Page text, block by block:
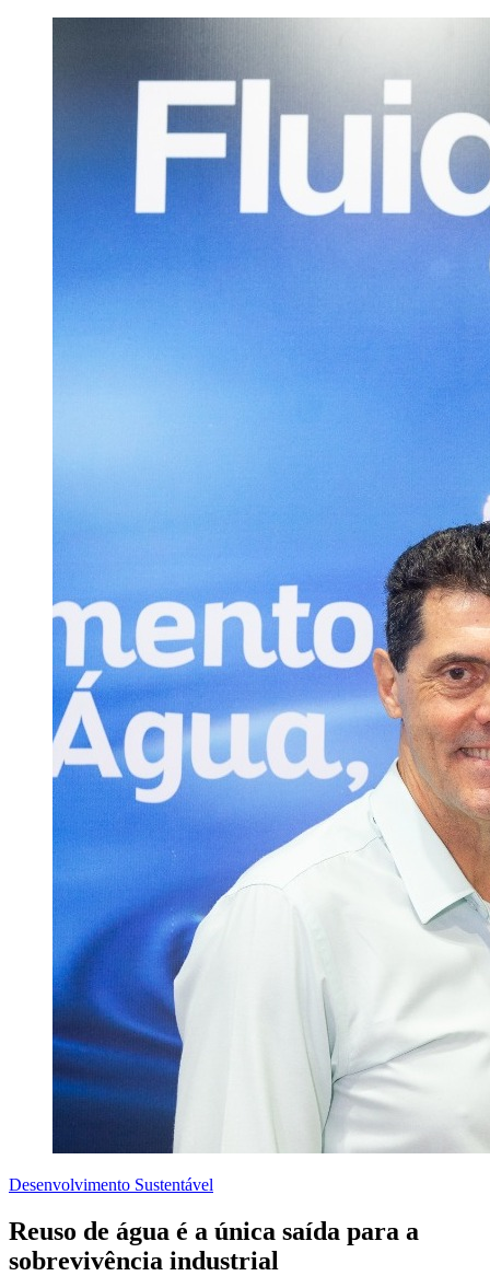
Desenvolvimento Sustentável
Reuso de água é a única saída para a
sobrevivência industrial